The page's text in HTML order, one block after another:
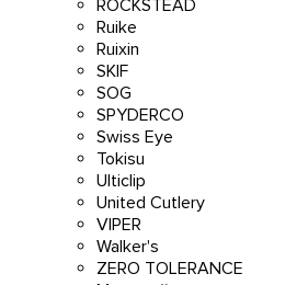
ROCKSTEAD
Ruike
Ruixin
SKIF
SOG
SPYDERCO
Swiss Eye
Tokisu
Ulticlip
United Cutlery
VIPER
Walker's
ZERO TOLERANCE